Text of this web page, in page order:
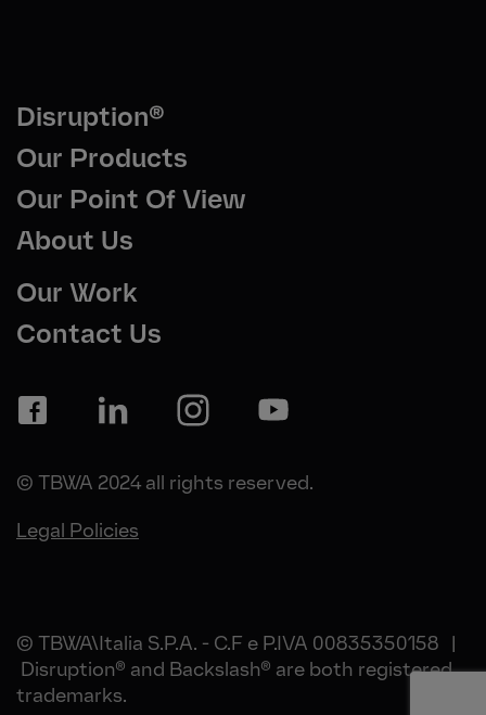
Disruption®
Our Products
Our Point Of View
About Us
Our Work
Contact Us
© TBWA 2024 all rights reserved.
Legal Policies
© TBWA\Italia S.P.A. - C.F e P.IVA 00835350158 |
Disruption® and Backslash® are both registered
trademarks.